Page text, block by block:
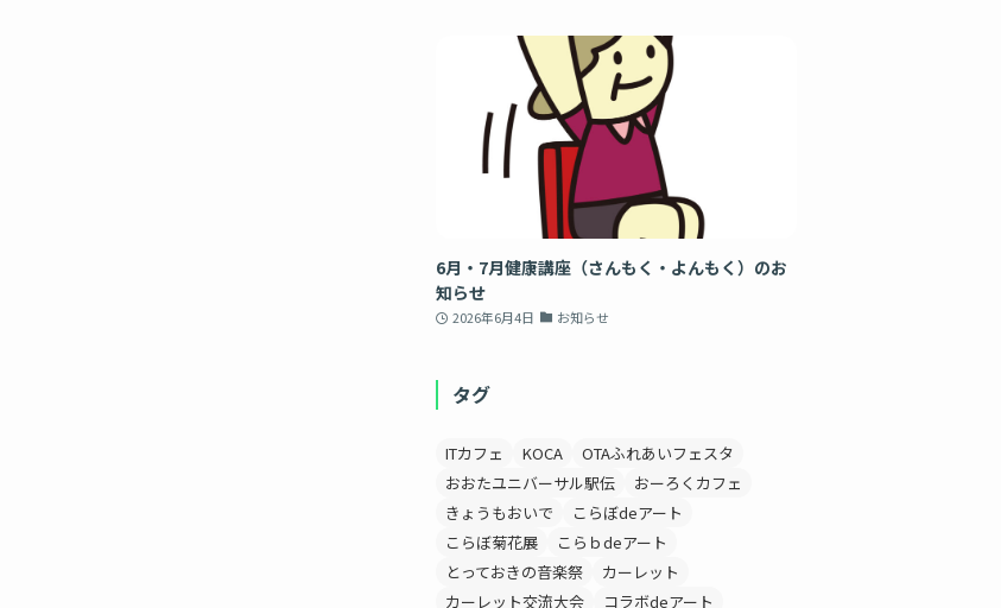
6月・7月健康講座（さんもく・よんもく）のお
知らせ
2026年6月4日 お知らせ
タグ
ITカフェ KOCA
OTAふれあいフェスタ
おおたユニバーサル駅伝
おーろくカフェ
きょうもおいで
こらぼdeアート
こらぼ菊花展
こらｂdeアート
とっておきの音楽祭
カーレット
カーレット交流大会
コラボdeアート